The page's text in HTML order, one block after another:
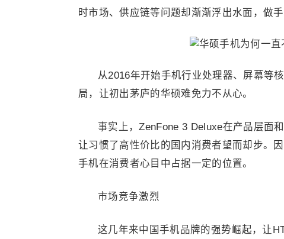
时市场、供应链等问题却渐渐浮出水面，做
从2016年开始手机行业处理器、屏幕等
局，让初出茅庐的华硕难免力不从心。
事实上，ZenFone 3 Deluxe在产品层面
让习惯了高性价比的国内消费者望而却步。
手机在消费者心目中占据一定的位置。
市场竞争激烈
这几年来中国手机品牌的强势崛起，让